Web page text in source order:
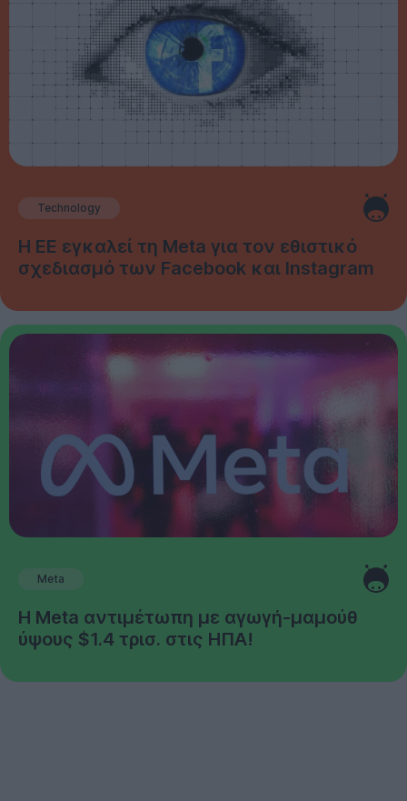
Technology
Η ΕΕ εγκαλεί τη Meta για τον εθιστικό
σχεδιασμό των Facebook και Instagram
Meta
Η Meta αντιμέτωπη με αγωγή-μαμούθ
ύψους $1.4 τρισ. στις ΗΠΑ!